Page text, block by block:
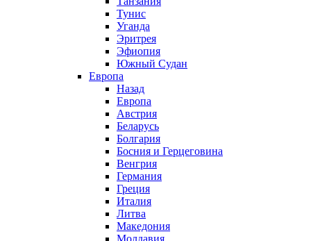
Тунис
Уганда
Эритрея
Эфиопия
Южный Судан
Европа
Назад
Европа
Австрия
Беларусь
Болгария
Босния и Герцеговина
Венгрия
Германия
Греция
Италия
Литва
Македония
Молдавия